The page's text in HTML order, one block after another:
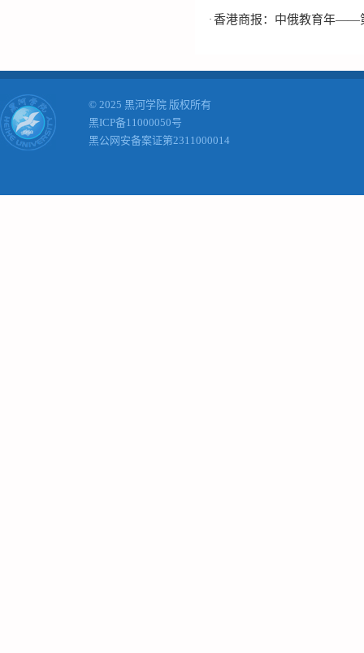
· 香港商报：中俄教育年——
© 2025 黑河学院 版权所有
黑ICP备11000050号
黑公网安备案证第2311000014